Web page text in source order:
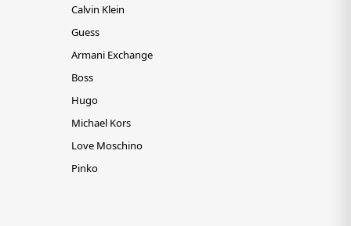
Calvin Klein
Guess
Armani Exchange
Boss
Hugo
Michael Kors
Love Moschino
Pinko